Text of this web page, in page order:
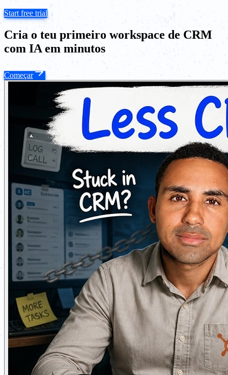
Start free trial
Cria o teu primeiro workspace de CRM
com IA em minutos
Começar